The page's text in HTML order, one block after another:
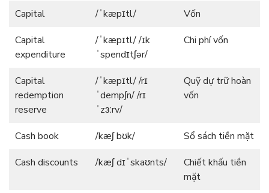
Capital /ˈkæpɪtl/
Vốn
Capital
expenditure
/ˈkæpɪtl/ /ɪk
ˈspendɪtʃər/
Chi phí vốn
Capital
redemption
reserve
/ˈkæpɪtl/ /rɪ
ˈdempʃn/ /rɪ
ˈzɜːrv/
Quỹ dự trữ hoàn
vốn
Cash book /kæʃ bʊk/
Sổ sách tiền mặt
Cash discounts
/kæʃ dɪˈskaʊnts/
Chiết khấu tiền
mặt